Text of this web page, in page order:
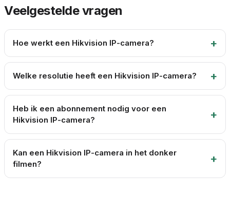
Veelgestelde vragen
Hoe werkt een Hikvision IP-camera?
Welke resolutie heeft een Hikvision IP-camera?
Heb ik een abonnement nodig voor een
Hikvision IP-camera?
Kan een Hikvision IP-camera in het donker
filmen?